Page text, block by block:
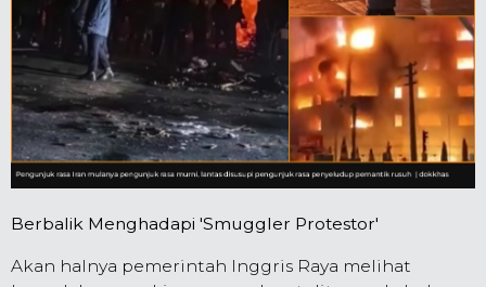
Berbalik Menghadapi 'Smuggler Protestor'
Akan halnya pemerintah Inggris Raya melihat